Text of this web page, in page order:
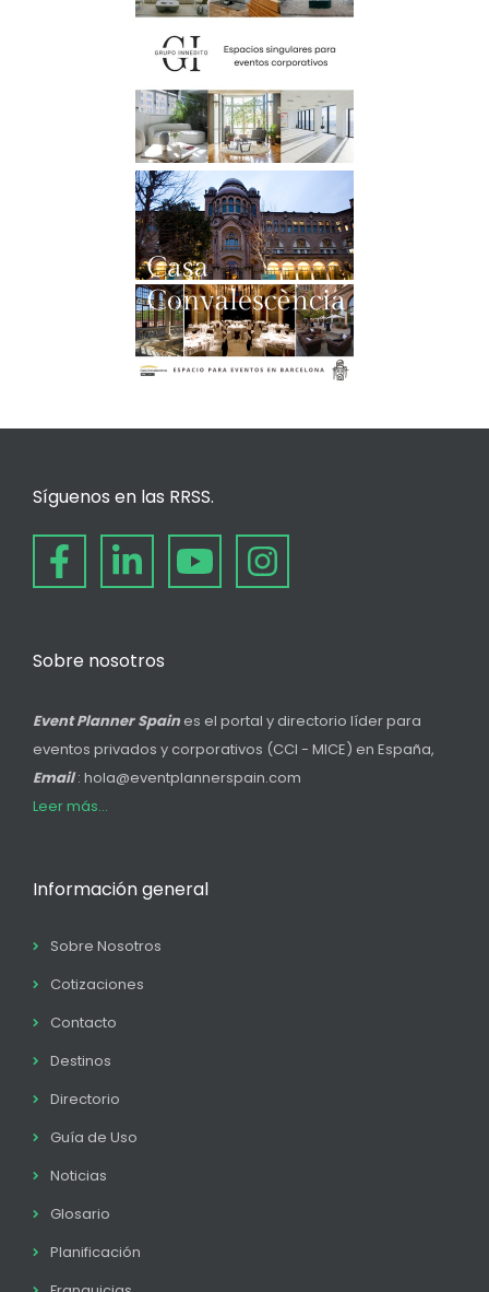
Síguenos en las RRSS.
Sobre nosotros
Event Planner Spain es el portal y directorio líder para
eventos privados y corporativos (CCI - MICE) en España,
Email: hola@eventplannerspain.com
Leer más...
Información general
Sobre Nosotros
Cotizaciones
Contacto
Destinos
Directorio
Guía de Uso
Noticias
Glosario
Planificación